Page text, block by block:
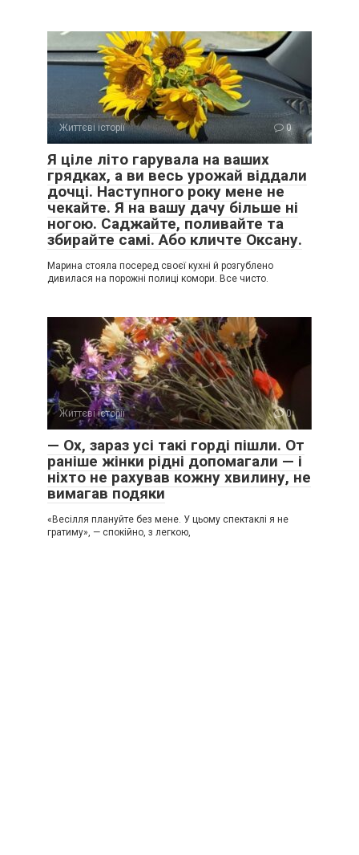
Життєві історії 0
Я ціле літо гарувала на ваших
грядках, а ви весь урожай віддали
дочці. Наступного року мене не
чекайте. Я на вашу дачу більше ні
ногою. Саджайте, поливайте та
збирайте самі. Або кличте Оксану.
Марина стояла посеред своєї кухні й розгублено
дивилася на порожні полиці комори. Все чисто.
Життєві історії 0
— Ох, зараз усі такі горді пішли. От
раніше жінки рідні допомагали — і
ніхто не рахував кожну хвилину, не
вимагав подяки
«Весілля плануйте без мене. У цьому спектаклі я не
гратиму», — спокійно, з легкою,